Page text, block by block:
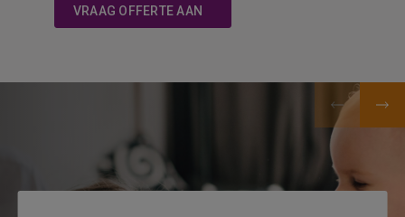
VRAAG OFFERTE AAN